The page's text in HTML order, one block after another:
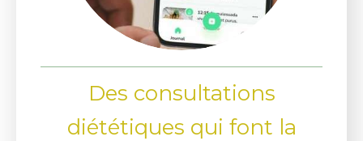
Des consultations
diététiques qui font la